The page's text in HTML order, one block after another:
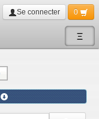
Ξ
Se connecter 0